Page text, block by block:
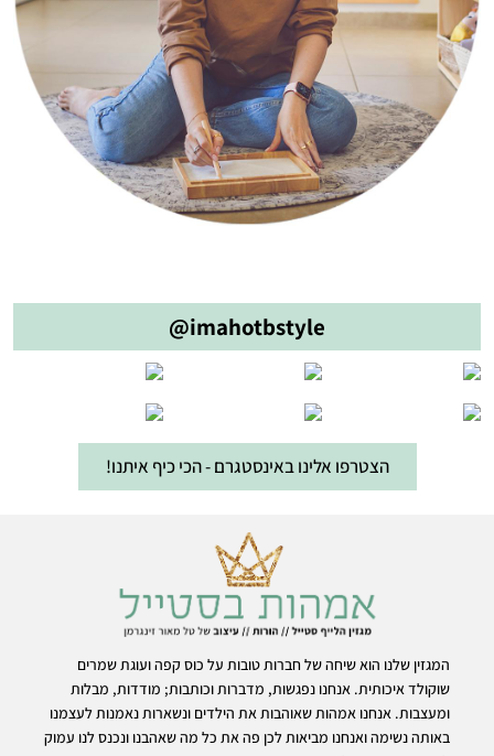
@imahotbstyle
הצטרפו אלינו באינסטגרם - הכי כיף איתנו!
המגזין שלנו הוא שיחה של חברות טובות על כוס קפה ועוגת שמרים
שוקולד איכותית. אנחנו נפגשות, מדברות וכותבות; מודדות, מבלות
ומעצבות. אנחנו אמהות שאוהבות את הילדים ונשארות נאמנות לעצמנו
באותה נשימה ואנחנו מביאות לכן פה את כל מה שאהבנו ונכנס לנו עמוק